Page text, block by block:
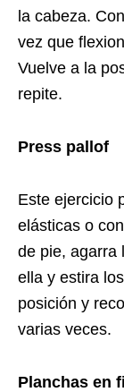
la cabeza.
vez que
Vuelve a la
repite.
Press pallof
Este ejercicio
elásticas o
de pie, agarra
ella y estira
posición y
varias veces.
Planchas en